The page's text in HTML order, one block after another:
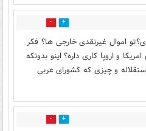
2
اموال غیرنقدی خارجی ها؟ فکر
و اروپا کاری داره؟ اینو بدونکه
و چیزی که کشورای عربی
4